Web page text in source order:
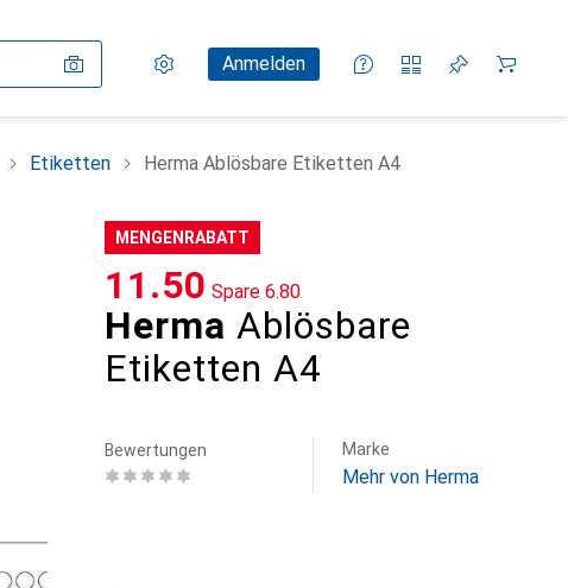
Einstellungen
KundenkontoAnmelden
Vergleichslisten
Merklisten
Warenkorb
Etiketten Herma Ablösbare Etiketten A4
MENGENRABATT
Herma Ablösbare
Etiketten A4
CHF
11.50 Spare CHF
6.80
Bewertungen Marke
Mehr von Herma